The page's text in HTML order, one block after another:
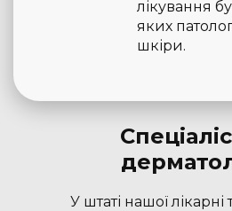
лікування
яких
шкіри.
У штаті нашої лікарні